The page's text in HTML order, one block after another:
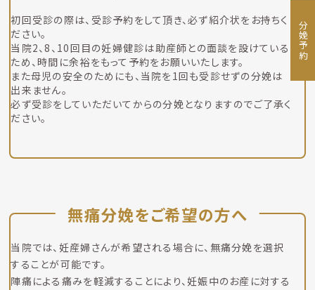
分娩予約
初回受診の際は、受診予約をして頂き、必ず紹介状をお持ちく
ださい。
当院2、8、10回目の妊婦健診は助産師との面談を設けている
ため、時間に余裕をもって予約をお願いいたします。
また母児の安全のためにも、当院を1回も受診せずの分娩は
出来ません。
必ず受診をしていただいてからの分娩となりますのでご了承く
ださい。
無痛分娩をご希望の方へ
当院では、妊産婦さんが希望される場合に、無痛分娩を選択
することが可能です。
陣痛による痛みを軽減することにより、妊娠中のお産に対する